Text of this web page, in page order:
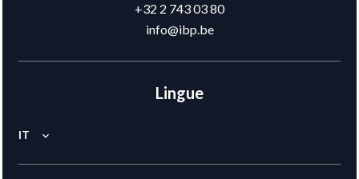
+32 2 743 03 80
info@ibp.be
Lingue
IT